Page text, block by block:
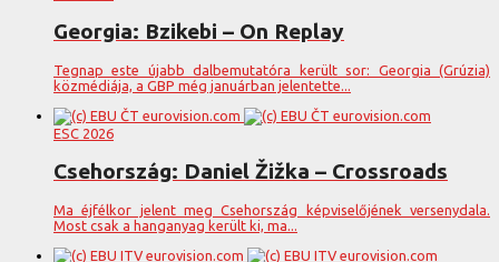
Georgia: Bzikebi – On Replay
Tegnap este újabb dalbemutatóra került sor: Georgia (Grúzia)
közmédiája, a GBP még januárban jelentette...
ESC 2026
Csehország: Daniel Žižka – Crossroads
Ma éjfélkor jelent meg Csehország képviselőjének versenydala.
Most csak a hanganyag került ki, ma...